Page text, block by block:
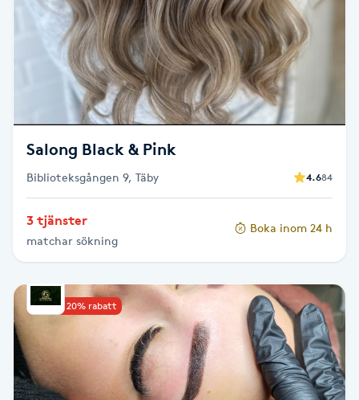
Ortobionomi
Ortopedi
Osteopati
Paraffinbehandling
Pedikyr
Pensionärklippning
Permanent
Salong Black & Pink
Biblioteksgången 9, Täby 4.684
3 tjänster
matchar sökning
Boka inom 24 h
Upp till 20% rabatt